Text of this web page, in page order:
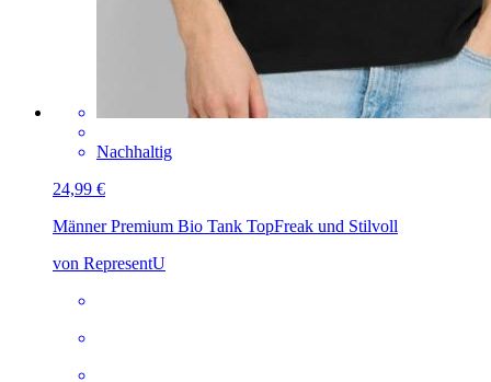
Nachhaltig
24,99 €
Männer Premium Bio Tank TopFreak und Stilvoll
von RepresentU